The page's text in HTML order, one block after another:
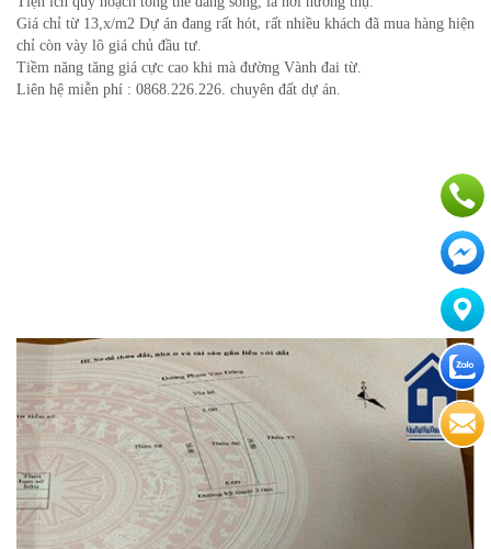
Giá chỉ từ 13,x/m2 Dự án đang rất hót, rất nhiều khách đã mua hàng hiện
chỉ còn vày lô giá chủ đầu tư.
Tiềm năng tăng giá cực cao khi mà đường Vành đai từ.
Liên hệ miễn phí : 0868.226.226. chuyên đất dự án.